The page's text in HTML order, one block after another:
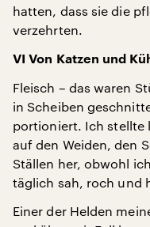
hatten, dass sie die
verzehrten.
VI Von Katzen und
Fleisch – das waren
in Scheiben
portioniert. Ich stellte
auf den Weiden, den
Ställen her, obwohl
täglich sah, roch und
Einer der Helden